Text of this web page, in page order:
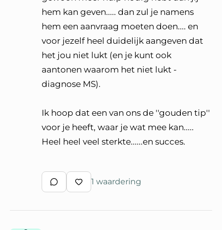
hem kan geven..... dan zul je namens
hem een aanvraag moeten doen.... en
voor jezelf heel duidelijk aangeven dat
het jou niet lukt (en je kunt ook
aantonen waarom het niet lukt -
diagnose MS).
Ik hoop dat een van ons de ''gouden tip''
voor je heeft, waar je wat mee kan.....
Heel heel veel sterkte......en succes.
Schrijf een reactie
Waardeer reactie
1 waardering